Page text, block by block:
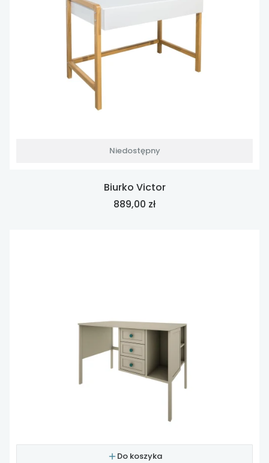
Niedostępny
Biurko Victor
Cena
889,00 zł
Do koszyka